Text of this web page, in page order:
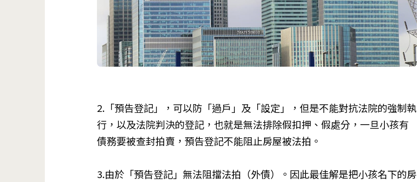
2.「預告登記」，可以防「過戶」及「設定」，但是不能對抗法院的強制執
行，以及法院判決的登記，也就是無法排除假扣押、假處分，一旦小孩有
債務要被查封拍賣，預告登記不能阻止房屋被法拍。
3.由於「預告登記」無法阻擋法拍（外債）。因此最佳解是把小孩名下的房